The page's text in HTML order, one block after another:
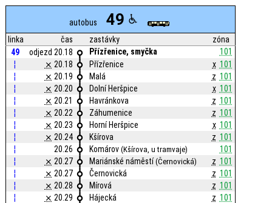
autobus 49
linka čas zastávky
zóna
49
odjezd 20.18 Přízřenice, smyčka
101
¦
⨯ 20.18 Přízřenice x 101
¦
⨯ 20.19 Malá z 101
¦
⨯ 20.20 Dolní Heršpice x 101
¦
⨯ 20.21 Havránkova z 101
¦
⨯ 20.22 Záhumenice z 101
¦
⨯ 20.23 Horní Heršpice x 101
¦
⨯ 20.24 Kšírova z 101
¦
20.26 Komárov(Kšírova, u tramvaje)
101
¦
⨯ 20.27 Mariánské náměstí(Černovická) z 101
¦
⨯ 20.27 Černovická z 101
¦
⨯ 20.28 Mírová z 101
¦
⨯ 20.29 Hájecká z 101